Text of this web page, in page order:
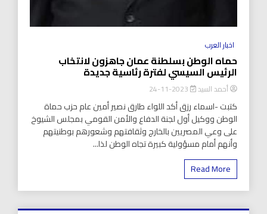
اخبار العرب
حماه الوطن بسلطنة عمان جاهزون لانتخاب
الرئيس السيسي لفترة رئاسية جديدة
أحمد السيد
كتبت -اسماء رزق أكد اللواء طارق نصير أمين عام حزب حماة
الوطن ووكيل أول لجنة الدفاع والأمن القومي بمجلس الشيوخ
على وعي المصريين بالخارج وثقافتهم وشعورهم بوطنيتهم
وأنهم أمام مسؤولية كبيرة تجاه الوطن لذا...
Read More